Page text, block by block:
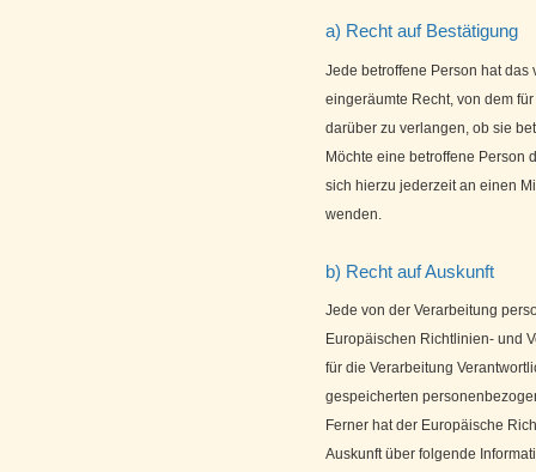
a) Recht auf Bestätigung
Jede betroffene Person hat
eingeräumte Recht, von dem
darüber zu verlangen, ob sie
Möchte eine betroffene Person
sich hierzu jederzeit an einen
wenden.
b) Recht auf Auskunft
Jede von der Verarbeitung
Europäischen Richtlinien- und
für die Verarbeitung
gespeicherten
Ferner hat der Europäische
Auskunft über folgende